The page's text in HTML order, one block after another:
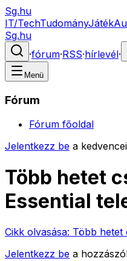
Sg.hu
IT/TechTudományJáték
Sg.hu
·fórum·RSS·hírlevél·
Menü
Fórum
Fórum főoldal
Jelentkezz be a
Több hetet
Essential
Cikk olvasása: Több hetet
Jelentkezz be a